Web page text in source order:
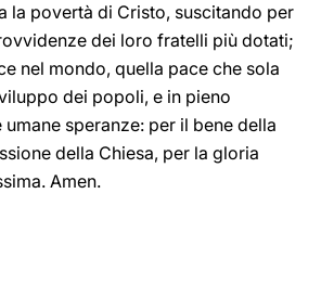
la povertà di Cristo, suscitando per
dei loro fratelli più dotati;
nel mondo, quella pace che sola
dei popoli, e in pieno
speranze: per il bene della
della Chiesa, per la gloria
Amen.